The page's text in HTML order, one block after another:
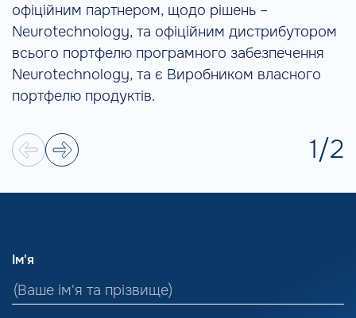
офіційним партнером, щодо рішень –
Neurotechnology, та офіційним дистрибутором
всього портфелю програмного забезпечення
Neurotechnology, та є Виробником власного
портфелю продуктів.
1/2
Ім'я